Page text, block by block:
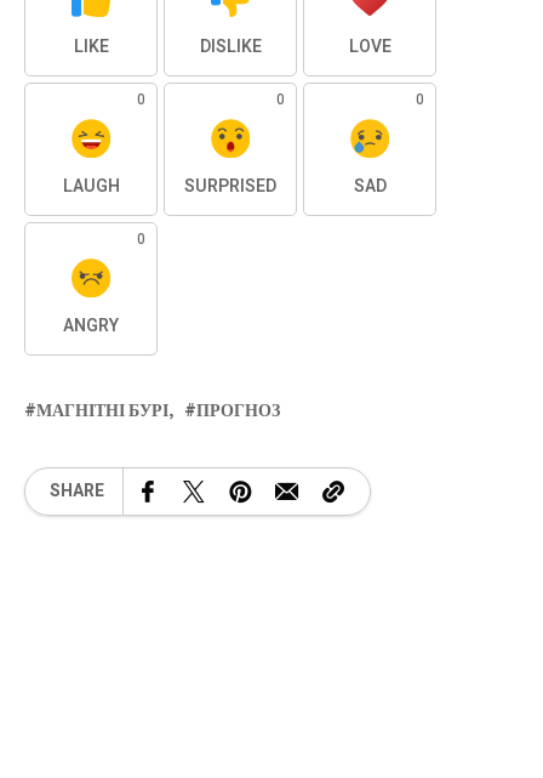
LIKE DISLIKE LOVE
0
LAUGH
0
SURPRISED
0
SAD
0
ANGRY
МАГНІТНІ БУРІ ПРОГНОЗ
SHARE